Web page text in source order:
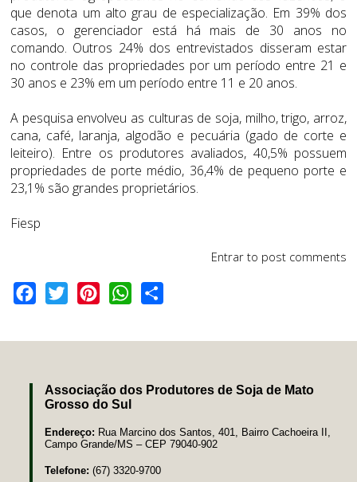
que denota um alto grau de especialização. Em 39% dos
casos, o gerenciador está há mais de 30 anos no
comando. Outros 24% dos entrevistados disseram estar
no controle das propriedades por um período entre 21 e
30 anos e 23% em um período entre 11 e 20 anos.
A pesquisa envolveu as culturas de soja, milho, trigo, arroz,
cana, café, laranja, algodão e pecuária (gado de corte e
leiteiro). Entre os produtores avaliados, 40,5% possuem
propriedades de porte médio, 36,4% de pequeno porte e
23,1% são grandes proprietários.
Fiesp
Entrar to post comments
Facebook
Twitter PinterestWhatsApp
Associação dos Produtores de Soja de Mato
Grosso do Sul
Endereço: Rua Marcino dos Santos, 401, Bairro Cachoeira II,
Campo Grande/MS – CEP 79040-902
Telefone: (67) 3320-9700